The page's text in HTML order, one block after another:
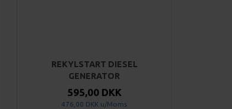
REKYLSTART DIESEL
GENERATOR
595,00 DKK
476,00 DKK u/Moms